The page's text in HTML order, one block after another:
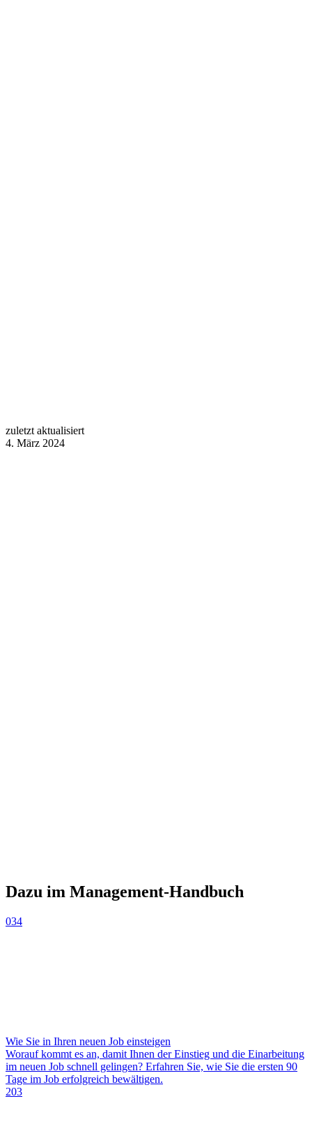
zuletzt aktualisiert
4. März 2024
Dazu im Management-Handbuch
034
Wie Sie in Ihren neuen Job einsteigen
Worauf kommt es an, damit Ihnen der Einstieg und die Einarbeitung
im neuen Job schnell gelingen? Erfahren Sie, wie Sie die ersten 90
Tage im Job erfolgreich bewältigen.
203